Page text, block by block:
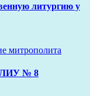
литургию у
митрополита
ЛИУ № 8